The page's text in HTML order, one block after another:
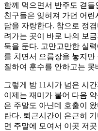
함께 먹으면서 반주도 겯
친구들은 잊혀져 가던 어
담을 자랑한다. 참으로 정
려가는 곳이 바로 나의 보
둑을 둔다. 고만고만한 실
를 치면서 으름장을 놓지
질하여 훈수를 안하고는 못
그렇게 밤 11시가 넘은 시
이제는 재미가 붙어 다음
은 주말도 아닌데 호출이
란다. 퇴근시간이 은근히
면 주말에 모여서 이곳 저